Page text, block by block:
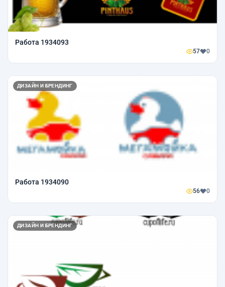
Работа 1934093
57 0
ДИЗАЙН И БРЕНДИНГ
Работа 1934090
56 0
ДИЗАЙН И БРЕНДИНГ